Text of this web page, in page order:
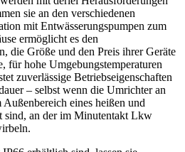
sie an den verschiedenen
mit Entwässerungspumpen zum
ermöglicht es den
die Größe und den Preis ihrer Geräte
für hohe Umgebungstemperaturen
zuverlässige Betriebseigenschaften
– selbst wenn die Umrichter an
eines heißen und
sind, an der im Minutentakt Lkw